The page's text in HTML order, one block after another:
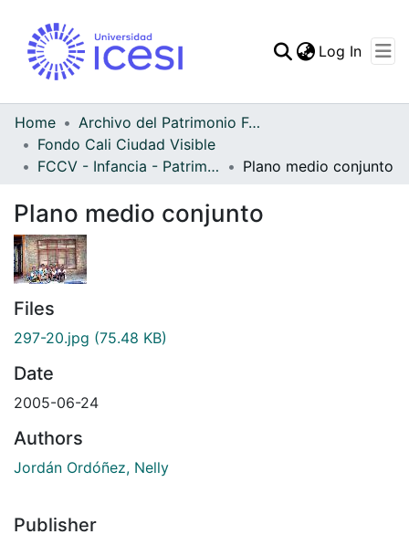
Log In
Home
Archivo del Patrimonio Fotográfico y Fílmico del Valle del Cauca
Fondo Cali Ciudad Visible
FCCV - Infancia - Patrimonial
Plano medio conjunto
Plano medio conjunto
Files
297-20.jpg (75.48 KB)
Date
2005-06-24
Authors
Jordán Ordóñez, Nelly
Publisher